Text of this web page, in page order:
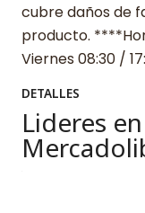
cubre daños de
producto.
Viernes 08:30 /
DETALLES
Lideres